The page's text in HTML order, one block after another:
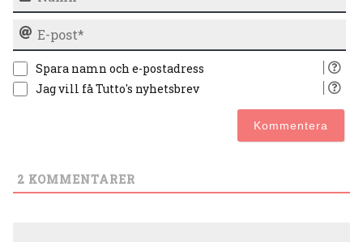
Spara namn och e-postadress
Jag vill få Tutto's nyhetsbrev
2 KOMMENTARER